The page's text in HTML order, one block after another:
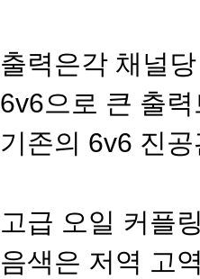
출력은각 채널
6v6으로 큰 출
기존의 6v6 진
고급 오일 커플
음색은 저역 고